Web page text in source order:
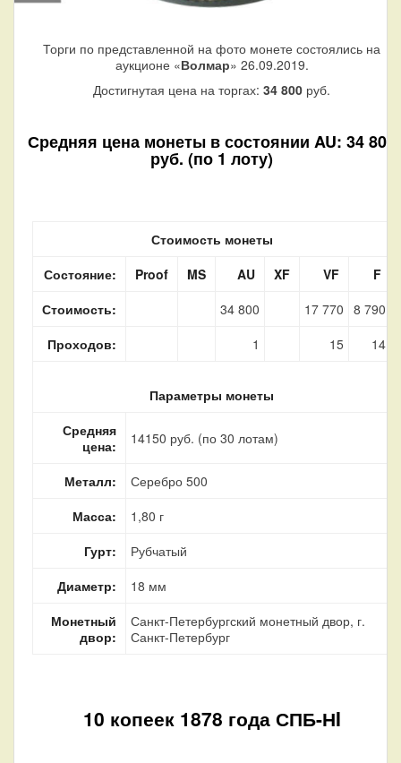
Торги по представленной на фото монете состоялись на
аукционе «Волмар» 26.09.2019.
Достигнутая цена на торгах: 34 800 руб.
Средняя цена монеты в состоянии AU: 34 800
руб. (по 1 лоту)
Стоимость монеты
Состояние:
Proof MS AU XF VF
F
Стоимость:
34 800 17 770 8 790
Проходов:
1 15 14
Параметры монеты
Средняя
цена:
14150 руб. (по 30 лотам)
Металл:
Серебро 500
Масса:
1,80 г
Гурт:
Рубчатый
Диаметр:
18 мм
Монетный
двор:
Санкт-Петербургский монетный двор, г.
Санкт-Петербург
10 копеек 1878 года СПБ-НI